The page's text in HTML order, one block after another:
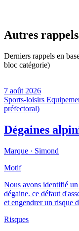
Autres
Derniers rappels en
bloc catégorie)
7 août 2026
Sports-loisirs
préfectoral)
Dégaines
Marque · Simond
Motif
Nous avons identifié
dégaine. ce défaut
et engendrer un risque
Risques